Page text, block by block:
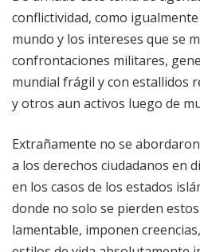
conflictividad, como
mundo y los intereses que se
confrontaciones militares,
mundial frágil y con estallidos
y otros aun activos luego de
Extrañamente no se
a los derechos ciudadanos en
en los casos de los estados
donde no solo se pierden
lamentable, imponen